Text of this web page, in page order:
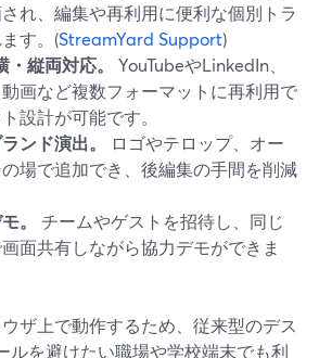
れ、編集や再利用に便利な個別トラ
す。(StreamYard Support)
縦両対応。
YouTubeやLinkedIn、
画など複数フォーマットに再利用で
設計が可能です。
ンド演出。
ロゴやテロップ、オー
場で追加でき、後編集の手間を削減
。
チームやゲストを招待し、同じ
面共有しながら協力デモができま
ザ上で動作するため、従来型のデス
ルを避けたい職場や学校端末でも利